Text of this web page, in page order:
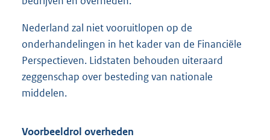
Nederland zal niet vooruitlopen op de
onderhandelingen in het kader van de Financiële
Perspectieven. Lidstaten behouden uiteraard
zeggenschap over besteding van nationale
middelen.
Voorbeeldrol overheden